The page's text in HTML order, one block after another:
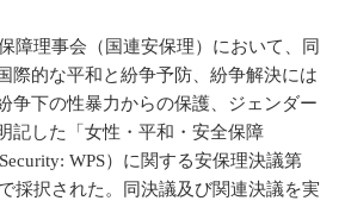
障理事会（国連安保理）において、同
際的な平和と紛争予防、紛争解決には
争下の性暴力からの保護、ジェンダー
記した「女性・平和・安全保障
Security: WPS）に関する安保理決議第
採択された。同決議及び関連決議を実